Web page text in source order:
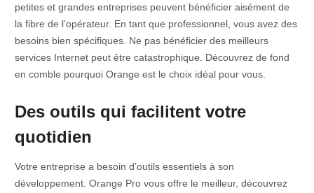
petites et grandes entreprises peuvent bénéficier aisément de
la fibre de l’opérateur. En tant que professionnel, vous avez des
besoins bien spécifiques. Ne pas bénéficier des meilleurs
services Internet peut être catastrophique. Découvrez de fond
en comble pourquoi Orange est le choix idéal pour vous.
Des outils qui facilitent votre
quotidien
Votre entreprise a besoin d’outils essentiels à son
développement. Orange Pro vous offre le meilleur, découvrez